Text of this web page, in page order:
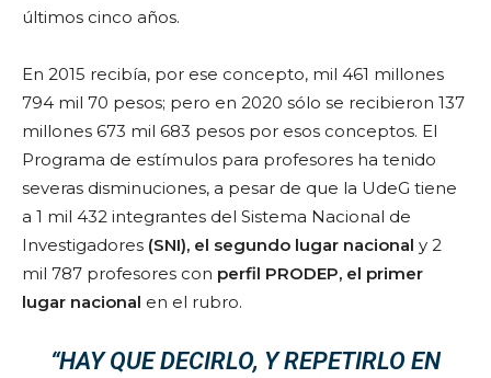
últimos cinco años.
En 2015 recibía, por ese concepto, mil 461 millones
794 mil 70 pesos; pero en 2020 sólo se recibieron 137
millones 673 mil 683 pesos por esos conceptos. El
Programa de estímulos para profesores ha tenido
severas disminuciones, a pesar de que la UdeG tiene
a 1 mil 432 integrantes del Sistema Nacional de
Investigadores (SNI), el segundo lugar nacional y 2
mil 787 profesores con perfil PRODEP, el primer
lugar nacional en el rubro.
“HAY QUE DECIRLO, Y REPETIRLO EN